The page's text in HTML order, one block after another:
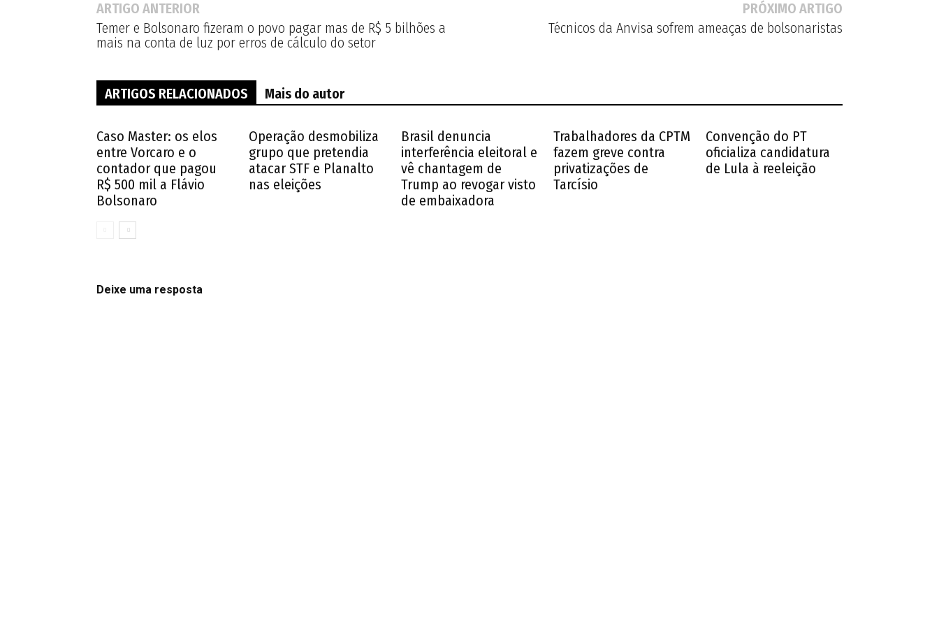
ARTIGO ANTERIOR
Temer e Bolsonaro fizeram o povo pagar mas de R$ 5 bilhões a
mais na conta de luz por erros de cálculo do setor
PRÓXIMO ARTIGO
Técnicos da Anvisa sofrem ameaças de bolsonaristas
ARTIGOS RELACIONADOS Mais do autor
Caso Master: os elos
entre Vorcaro e o
contador que pagou
R$ 500 mil a Flávio
Bolsonaro
Operação desmobiliza
grupo que pretendia
atacar STF e Planalto
nas eleições
Brasil denuncia
interferência eleitoral e
vê chantagem de
Trump ao revogar visto
de embaixadora
Trabalhadores da CPTM
fazem greve contra
privatizações de
Tarcísio
Convenção do PT
oficializa candidatura
de Lula à reeleição
Deixe uma resposta